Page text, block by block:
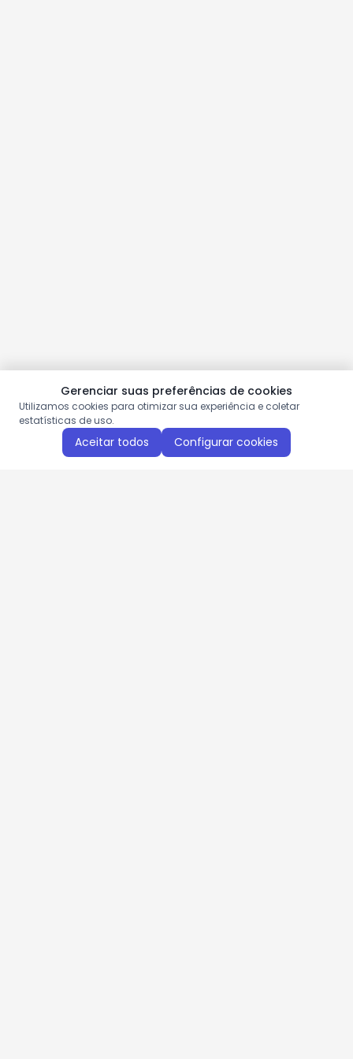
Gerenciar suas preferências de cookies
Utilizamos cookies para otimizar sua experiência e coletar
estatísticas de uso.
Aceitar todos Configurar cookies